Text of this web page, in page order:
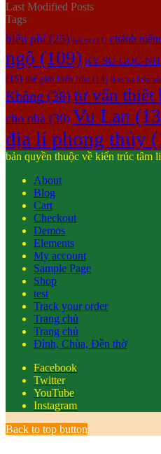
Last Modified Posts
Tags
biểu phí (25) bát tự(11) chánh niệm
ngộ (109) KY-SU-GOC-
(16) thế giới kiến trúc (14) thực tại hiện
Không (38) tư vấn thiết
cho nhà (30) Vu Lan
địa lí phong thủy
bản quyền thuộc về kiến trúc tâm
About
Blog
Cart
Checkout
Demos
Elements
My account
Sample Page
Shop
test
Track your order
Trang chủ
Trang chủ
Đình, Chùa, Đền thờ
Facebook
Twitter
YouTube
Instagram
Back to top button